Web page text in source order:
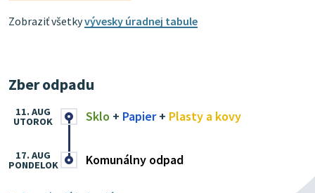
Zobraziť všetkyvývesky úradnej tabule
Zber odpadu
Sklo + Papier+ Plasty a kovy
11. AUG
UTOROK
Komunálny odpad
17. AUG
PONDELOK